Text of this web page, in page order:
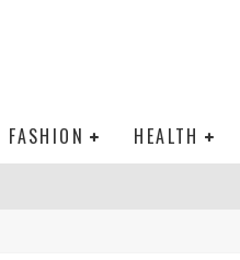
FASHION HEALTH